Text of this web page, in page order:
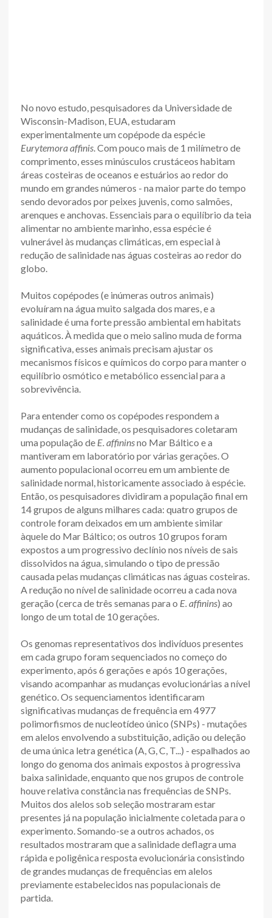
No novo estudo, pesquisadores da Universidade de
Wisconsin-Madison, EUA, estudaram
experimentalmente um copépode da espécie
Eurytemora affinis. Com pouco mais de 1 milímetro de
comprimento, esses minúsculos crustáceos habitam
áreas costeiras de oceanos e estuários ao redor do
mundo em grandes números - na maior parte do tempo
sendo devorados por peixes juvenis, como salmões,
arenques e anchovas. Essenciais para o equilíbrio da teia
alimentar no ambiente marinho, essa espécie é
vulnerável às mudanças climáticas, em especial à
redução de salinidade nas águas costeiras ao redor do
globo.
Muitos copépodes (e inúmeras outros animais)
evoluíram na água muito salgada dos mares, e a
salinidade é uma forte pressão ambiental em habitats
aquáticos. À medida que o meio salino muda de forma
significativa, esses animais precisam ajustar os
mecanismos físicos e químicos do corpo para manter o
equilíbrio osmótico e metabólico essencial para a
sobrevivência.
Para entender como os copépodes respondem a
mudanças de salinidade, os pesquisadores coletaram
uma população de E. affininsno Mar Báltico e a
mantiveram em laboratório por várias gerações. O
aumento populacional ocorreu em um ambiente de
salinidade normal, historicamente associado à espécie.
Então, os pesquisadores dividiram a população final em
14 grupos de alguns milhares cada: quatro grupos de
controle foram deixados em um ambiente similar
àquele do Mar Báltico; os outros 10 grupos foram
expostos a um progressivo declínio nos níveis de sais
dissolvidos na água, simulando o tipo de pressão
causada pelas mudanças climáticas nas águas costeiras.
A redução no nível de salinidade ocorreu a cada nova
geração (cerca de três semanas para o E. affinins) ao
longo de um total de 10 gerações.
Os genomas representativos dos indivíduos presentes
em cada grupo foram sequenciados no começo do
experimento, após 6 gerações e após 10 gerações,
visando acompanhar as mudanças evolucionárias a nível
genético. Os sequenciamentos identificaram
significativas mudanças de frequência em 4977
polimorfismos de nucleotídeo único (SNPs) - mutações
em alelos envolvendo a substituição, adição ou deleção
de uma única letra genética (A, G, C, T...) - espalhados ao
longo do genoma dos animais expostos à progressiva
baixa salinidade, enquanto que nos grupos de controle
houve relativa constância nas frequências de SNPs.
Muitos dos alelos sob seleção mostraram estar
presentes já na população inicialmente coletada para o
experimento. Somando-se a outros achados, os
resultados mostraram que a salinidade deflagra uma
rápida e poligênica resposta evolucionária consistindo
de grandes mudanças de frequências em alelos
previamente estabelecidos nas populacionais de
partida.